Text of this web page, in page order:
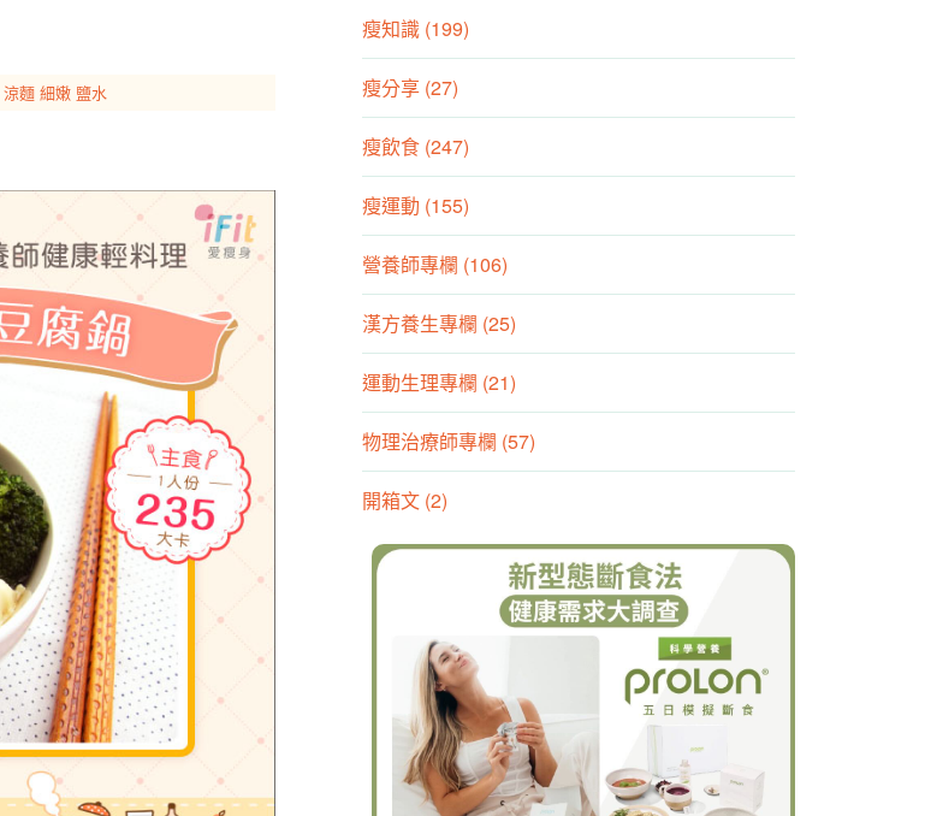
涼麵 細嫩 鹽水
瘦知識 (199)
瘦分享 (27)
瘦飲食 (247)
瘦運動 (155)
營養師專欄 (106)
漢方養生專欄 (25)
運動生理專欄 (21)
物理治療師專欄 (57)
開箱文 (2)